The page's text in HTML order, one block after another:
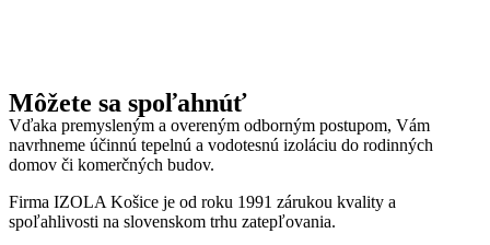
Môžete sa spoľahnúť
Vďaka premysleným a overeným odborným postupom, Vám
navrhneme účinnú tepelnú a vodotesnú izoláciu do rodinných
domov či komerčných budov.
Firma IZOLA Košice je od roku 1991 zárukou kvality a
spoľahlivosti na slovenskom trhu zatepľovania.
webovej
stránky zmiznú.
Zdieľaním
svojich